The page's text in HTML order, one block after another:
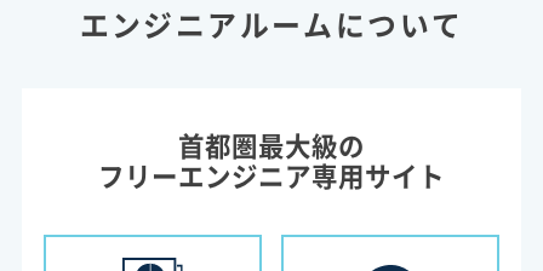
エンジニアルームについて
首都圏最大級の
フリーエンジニア専用サイト